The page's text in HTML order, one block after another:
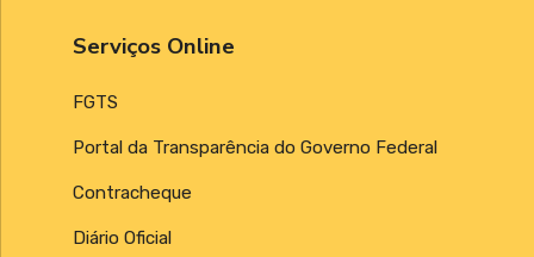
Serviços Online
FGTS
Portal da Transparência do Governo Federal
Contracheque
Diário Oficial